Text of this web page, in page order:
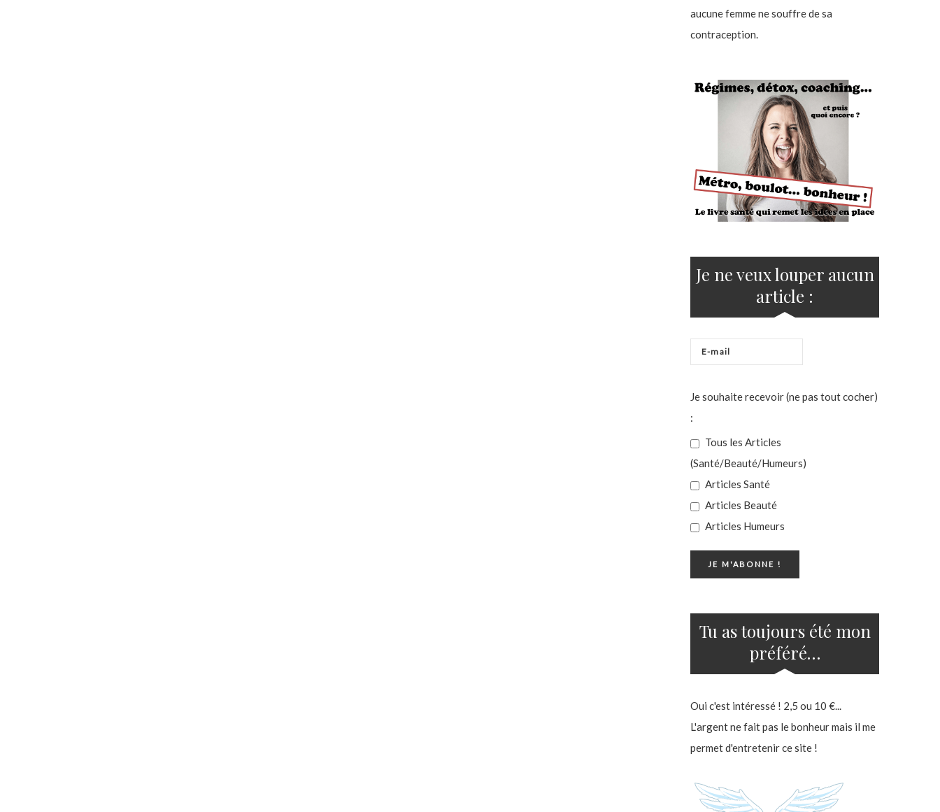
aucune femme ne souffre de sa
contraception.
Je ne veux louper aucun
article :
Je souhaite recevoir (ne pas tout cocher)
:
Tous les Articles
(Santé/Beauté/Humeurs)
Articles Santé
Articles Beauté
Articles Humeurs
Tu as toujours été mon
préféré…
Oui c'est intéressé ! 2,5 ou 10 €...
L'argent ne fait pas le bonheur mais il me
permet d'entretenir ce site !